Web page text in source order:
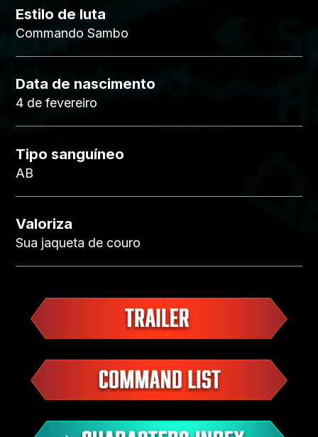
Estilo de luta
Commando Sambo
Data de nascimento
4 de fevereiro
Tipo sanguíneo
AB
Valoriza
Sua jaqueta de couro